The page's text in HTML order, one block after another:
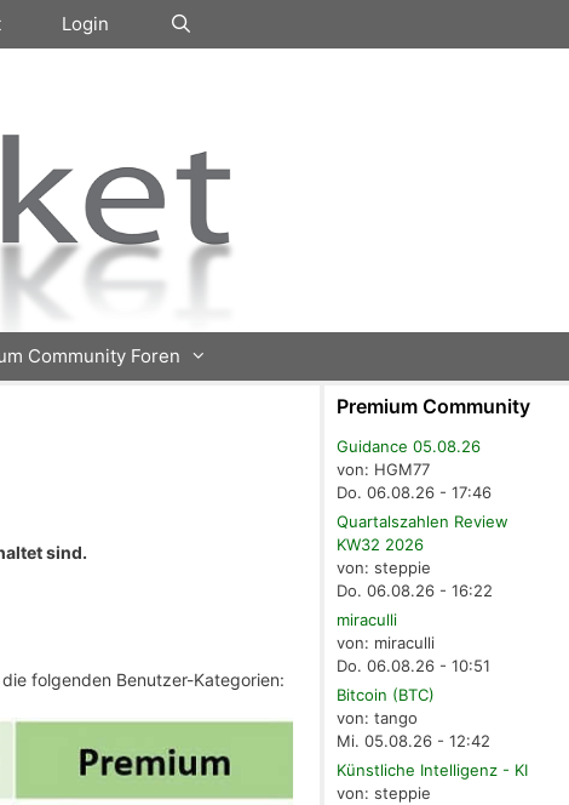
Login
Community Foren
sind.
folgenden Benutzer-Kategorien:
Premium Community
Guidance 05.08.26
von: HGM77
Do. 06.08.26 - 17:46
Quartalszahlen Review
KW32 2026
von: steppie
Do. 06.08.26 - 16:22
miraculli
von: miraculli
Do. 06.08.26 - 10:51
Bitcoin (BTC)
von: tango
Mi. 05.08.26 - 12:42
Künstliche Intelligenz - KI
von: steppie